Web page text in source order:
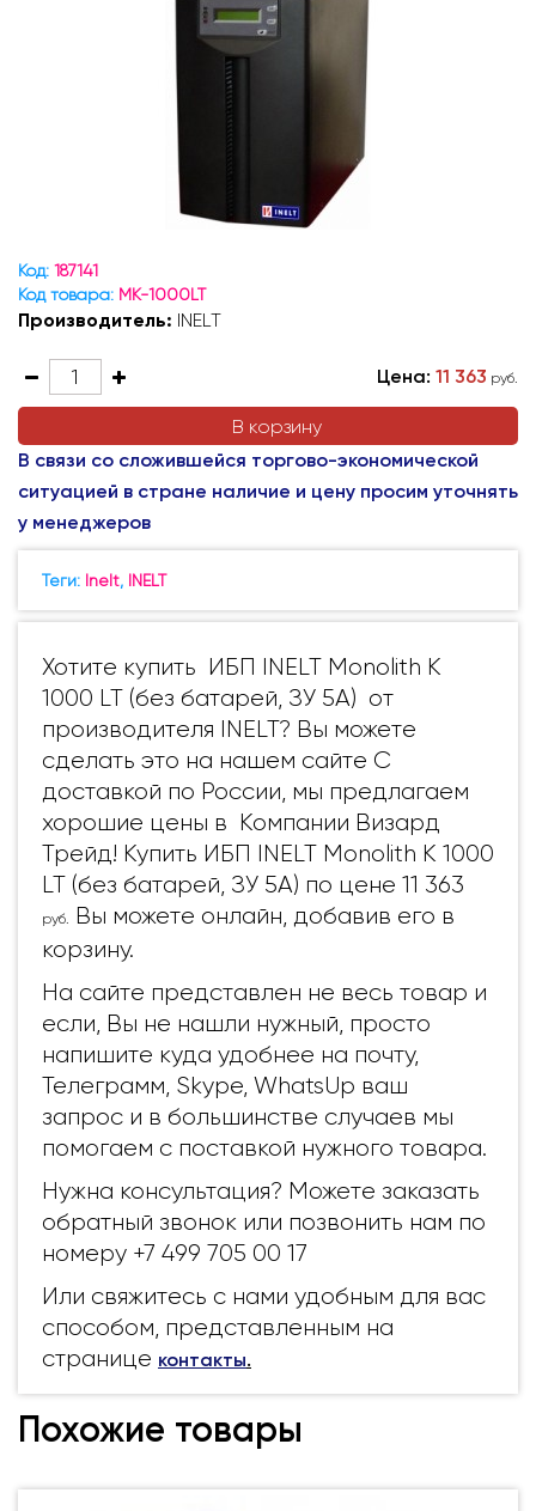
Код: 187141
Код товара: MK-1000LT
Производитель: INELT
В корзину
Цена: 11 363 руб.
В связи со сложившейся торгово-экономической
ситуацией в стране наличие и цену просим уточнять
у менеджеров
Теги: Inelt, INELT
Хотите купить ИБП INELT Monolith K
1000 LT (без батарей, ЗУ 5А) от
производителя INELT? Вы можете
сделать это на нашем сайте С
доставкой по России, мы предлагаем
хорошие цены в Компании Визард
Трейд! Купить ИБП INELT Monolith K 1000
LT (без батарей, ЗУ 5А) по цене 11 363
руб.
Вы можете онлайн, добавив его в
корзину.
На сайте представлен не весь товар и
если, Вы не нашли нужный, просто
напишите куда удобнее на почту,
Телеграмм, Skype, WhatsUp ваш
запрос и в большинстве случаев мы
помогаем с поставкой нужного товара.
Нужна консультация? Можете заказать
обратный звонок или позвонить нам по
номеру +7 499 705 00 17
Или свяжитесь с нами удобным для вас
способом, представленным на
странице контакты.
Похожие товары